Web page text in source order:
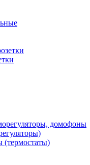
домофоны
(термостаты)